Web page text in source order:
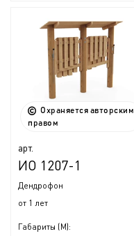
Охраняется авторским
правом
арт.
ИО 1207-1
Дендрофон
от 1 лет
Габариты (М):